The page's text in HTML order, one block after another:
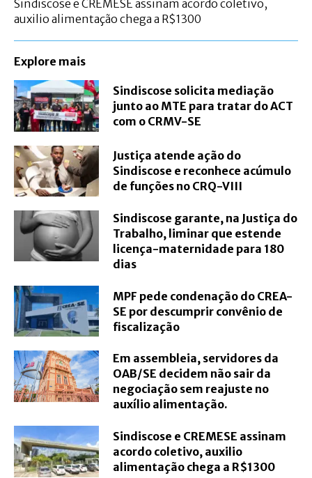
Sindiscose e CREMESE assinam acordo coletivo,
auxilio alimentação chega a R$1300
Explore mais
Sindiscose solicita mediação
junto ao MTE para tratar do ACT
com o CRMV-SE
Justiça atende ação do
Sindiscose e reconhece acúmulo
de funções no CRQ-VIII
Sindiscose garante, na Justiça do
Trabalho, liminar que estende
licença-maternidade para 180
dias
MPF pede condenação do CREA-
SE por descumprir convênio de
fiscalização
Em assembleia, servidores da
OAB/SE decidem não sair da
negociação sem reajuste no
auxílio alimentação.
Sindiscose e CREMESE assinam
acordo coletivo, auxilio
alimentação chega a R$1300